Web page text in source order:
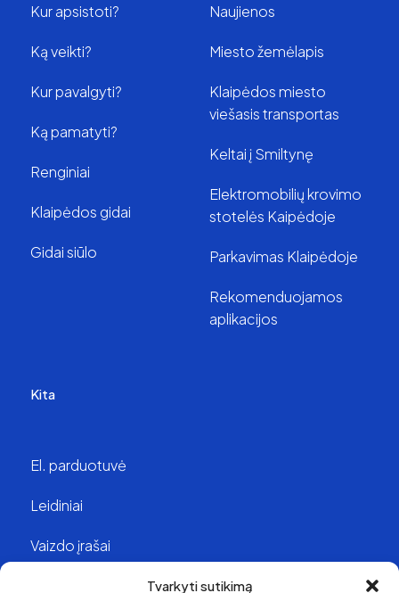
Tvarkyti sutikimą
Kur apsistoti?
Ką veikti?
Kur pavalgyti?
Ką pamatyti?
Renginiai
Klaipėdos gidai
Gidai siūlo
Naujienos
Miesto žemėlapis
Klaipėdos miesto
viešasis transportas
Keltai į Smiltynę
Elektromobilių krovimo
stotelės Kaipėdoje
Parkavimas Klaipėdoje
Rekomenduojamos
aplikacijos
Kita
El. parduotuvė
Leidiniai
Vaizdo įrašai
Struktūra ir kontaktai